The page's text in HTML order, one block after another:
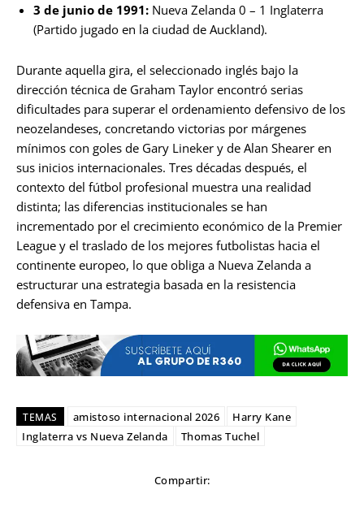
3 de junio de 1991: Nueva Zelanda 0 – 1 Inglaterra
(Partido jugado en la ciudad de Auckland).
Durante aquella gira, el seleccionado inglés bajo la
dirección técnica de Graham Taylor encontró serias
dificultades para superar el ordenamiento defensivo de los
neozelandeses, concretando victorias por márgenes
mínimos con goles de Gary Lineker y de Alan Shearer en
sus inicios internacionales. Tres décadas después, el
contexto del fútbol profesional muestra una realidad
distinta; las diferencias institucionales se han
incrementado por el crecimiento económico de la Premier
League y el traslado de los mejores futbolistas hacia el
continente europeo, lo que obliga a Nueva Zelanda a
estructurar una estrategia basada en la resistencia
defensiva en Tampa.
TEMAS amistoso internacional 2026
Harry Kane
Inglaterra vs Nueva Zelanda
Thomas Tuchel
Compartir: